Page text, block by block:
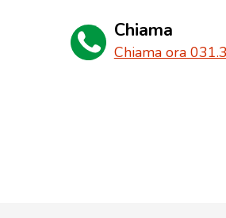
Chiama
Chiama ora